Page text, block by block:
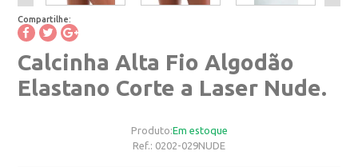
Compartilhe:
Calcinha Alta Fio Algodão
Elastano Corte a Laser Nude.
Produto:Em estoque
Ref.: 0202-029NUDE